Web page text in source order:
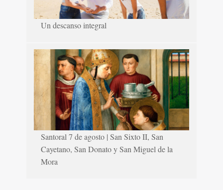
Un descanso integral
Santoral 7 de agosto | San Sixto II, San
Cayetano, San Donato y San Miguel de la
Mora